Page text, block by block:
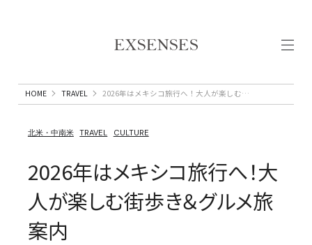
HOME TRAVEL 2026年はメキシコ旅行へ！大人が楽しむ街歩き＆グルメ旅案内
北米・中南米 TRAVEL CULTURE
2026年はメキシコ旅行へ！大
人が楽しむ街歩き＆グルメ旅
案内